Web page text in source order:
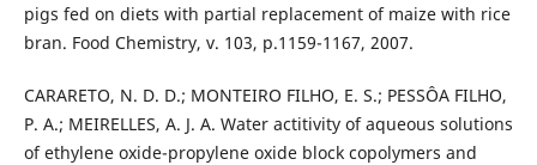
pigs fed on diets with partial replacement of maize with rice
bran. Food Chemistry, v. 103, p.1159-1167, 2007.
CARARETO, N. D. D.; MONTEIRO FILHO, E. S.; PESSÔA FILHO,
P. A.; MEIRELLES, A. J. A. Water actitivity of aqueous solutions
of ethylene oxide-propylene oxide block copolymers and